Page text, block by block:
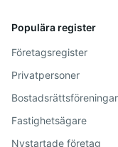
Populära register
Företagsregister
Privatpersoner
Bostadsrättsföreningar
Fastighetsägare
Nystartade företag